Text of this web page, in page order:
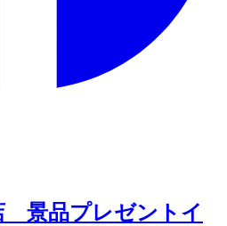
景品プレゼントイ